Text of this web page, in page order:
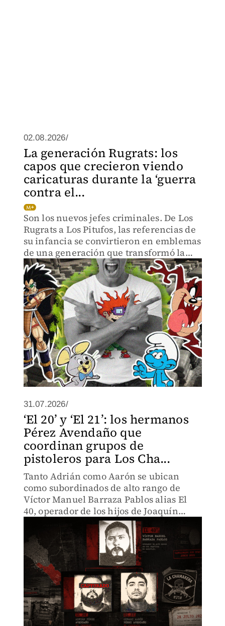
02.08.2026/
La generación Rugrats: los
capos que crecieron viendo
caricaturas durante la ‘guerra
contra el...
Son los nuevos jefes criminales. De Los
Rugrats a Los Pitufos, las referencias de
su infancia se convirtieron en emblemas
de una generación que transformó la
nostalgia y el miedo en marca.
31.07.2026/
‘El 20’ y ‘El 21’: los hermanos
Pérez Avendaño que
coordinan grupos de
pistoleros para Los Cha...
Tanto Adrián como Aarón se ubican
como subordinados de alto rango de
Víctor Manuel Barraza Pablos alias El
40, operador de los hijos de Joaquín
Guzmán Loera en Mazatlán.